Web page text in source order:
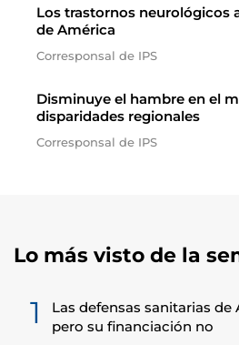
Los trastornos neurológicos
de América
Corresponsal de IPS
Disminuye el hambre en el
disparidades regionales
Corresponsal de IPS
Lo más visto de la
1
Las defensas sanitarias
pero su financiación no